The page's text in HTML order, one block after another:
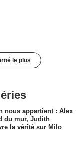
le plus
nous appartient : Alex
du mur, Judith
la vérité sur Milo